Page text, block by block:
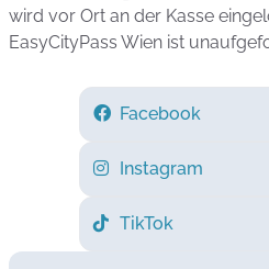
wird vor Ort an der Kasse
EasyCityPass Wien ist
Facebook
Instagram
TikTok